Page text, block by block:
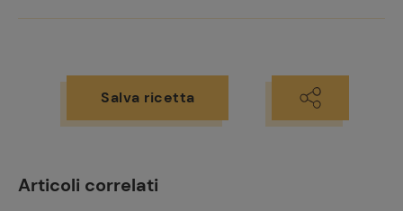
Salva ricetta
Articoli correlati